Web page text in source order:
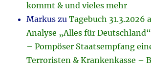
kommt & und vieles mehr
Markus zuTagebuch 31.3.2026
Analyse „Alles für
– Pompöser Staatsempfang
Terroristen & Krankenkasse –